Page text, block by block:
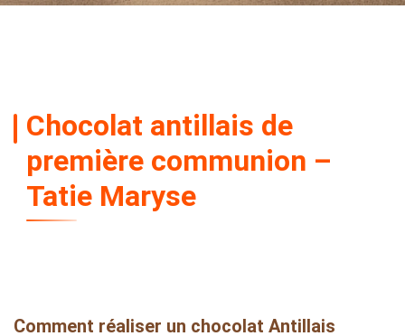
Chocolat antillais de
première communion –
Tatie Maryse
Comment réaliser un chocolat Antillais